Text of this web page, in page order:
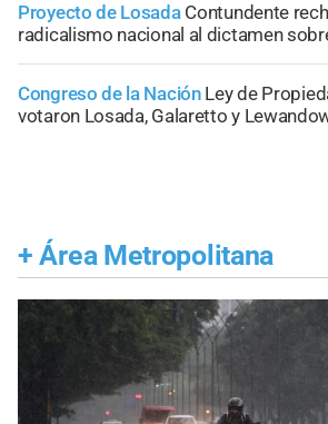
Proyecto de Losada Contundente
radicalismo nacional al dictamen
Congreso de la Nación Ley de
votaron Losada, Galaretto y
+ Área Metropolitana